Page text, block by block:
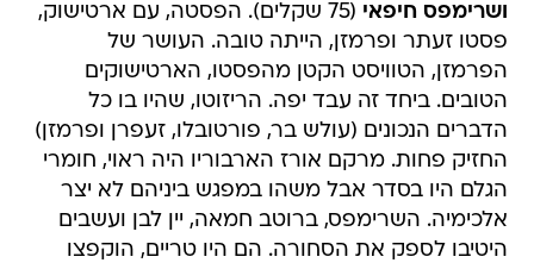
ושרימפס חיפאי
(75 שקלים). הפסטה, עם ארטישוק,
פסטו זעתר ופרמזן, הייתה טובה. העושר של
הפרמזן, הטוויסט הקטן מהפסטו, הארטישוקים
הטובים. ביחד זה עבד יפה. הריזוטו, שהיו בו כל
הדברים הנכונים (עולש בר, פורטובלו, זעפרן ופרמזן)
החזיק פחות. מרקם אורז הארבוריו היה ראוי, חומרי
הגלם היו בסדר אבל משהו במפגש ביניהם לא יצר
אלכימיה. השרימפס, ברוטב חמאה, יין לבן ועשבים
היטיבו לספק את הסחורה. הם היו טריים, הוקפצו